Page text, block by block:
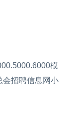
模
会招聘信息网小